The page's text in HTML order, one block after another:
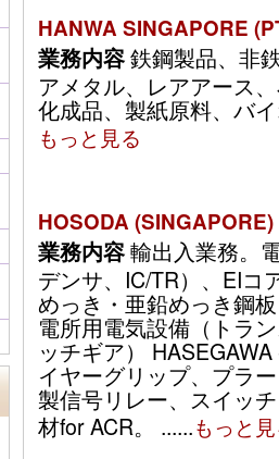
HANWA SINGAPORE
業務内容鉄鋼製品、非
アメタル、レアアース
化成品、製紙原料、バ
もっと見る
HOSODA
業務内容輸出入業務。
デンサ、IC/TR）、EIコ
めっき・亜鉛めっき鋼
電所用電気設備（トラ
ッチギア）
イヤーグリップ、プラ
製信号リレー、スイッ
材for ACR。 ......もっと